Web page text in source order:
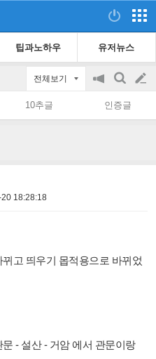
팁과노하우 유저뉴스
전체보기
공
on/off
검
색
글
쓰
10추글 인증글
18:28:18
고 띄우기 몹적용으로 바뀌었
- 설산 - 거암 에서 관문이랑